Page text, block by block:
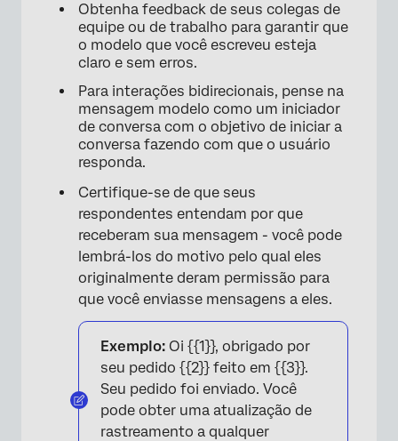
Obtenha feedback de seus colegas de
equipe ou de trabalho para garantir que
o modelo que você escreveu esteja
claro e sem erros.
Para interações bidirecionais, pense na
mensagem modelo como um iniciador
de conversa com o objetivo de iniciar a
conversa fazendo com que o usuário
responda.
Certifique-se de que seus
respondentes entendam por que
receberam sua mensagem - você pode
lembrá-los do motivo pelo qual eles
originalmente deram permissão para
que você enviasse mensagens a eles.
Exemplo: Oi {{1}}, obrigado por
seu pedido {{2}} feito em {{3}}.
Seu pedido foi enviado. Você
pode obter uma atualização de
rastreamento a qualquer